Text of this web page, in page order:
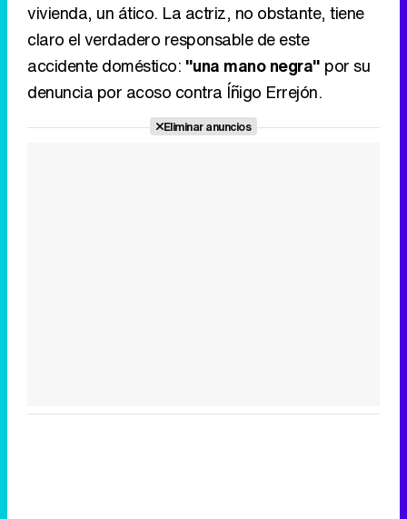
vivienda, un ático. La actriz, no obstante, tiene
claro el verdadero responsable de este
accidente doméstico: "una mano negra" por su
denuncia por acoso contra Íñigo Errejón.
Eliminar anuncios